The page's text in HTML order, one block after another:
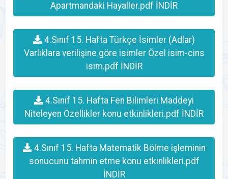
Apartmandaki Hayaller.pdf İNDİR
4.Sınıf 15. Hafta Türkçe İsimler (Adlar)
Varlıklara verilişine göre isimler Özel isim-cins
isim.pdf İNDİR
4.Sınıf 15. Hafta Fen Bilimleri Maddeyi
Niteleyen Özellikler konu etkinlikleri.pdf İNDİR
4.Sınıf 15. Hafta Matematik Bölme işleminin
sonucunu tahmin etme konu etkinlikleri.pdf
İNDİR